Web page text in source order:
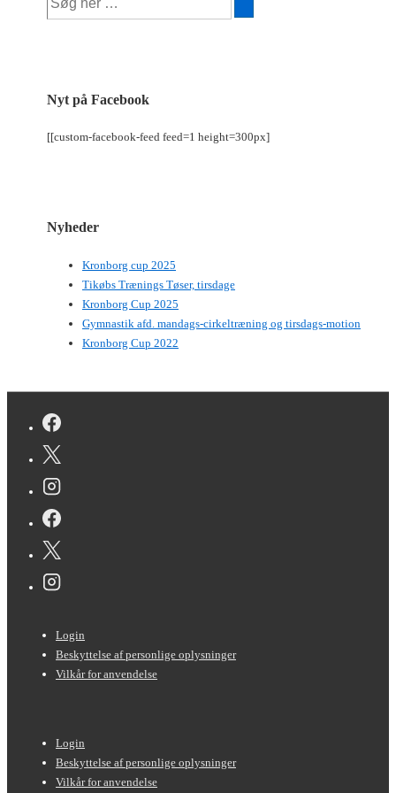
Nyt på Facebook
[[custom-facebook-feed feed=1 height=300px]
Nyheder
Kronborg cup 2025
Tikøbs Trænings Tøser, tirsdage
Kronborg Cup 2025
Gymnastik afd. mandags-cirkeltræning og tirsdags-motion
Kronborg Cup 2022
Sidefods-
menu
Login
Beskyttelse af personlige oplysninger
Vilkår for anvendelse
Sidefods-
menu
Login
Beskyttelse af personlige oplysninger
Vilkår for anvendelse